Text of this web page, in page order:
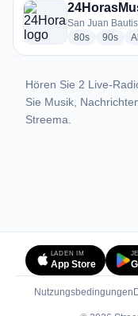
San Juan
80sradio90s
Hören Sie 2 Live-
Sie Musik,
Streema.
LADEN IM
App Store
Nutzungsbedingungen